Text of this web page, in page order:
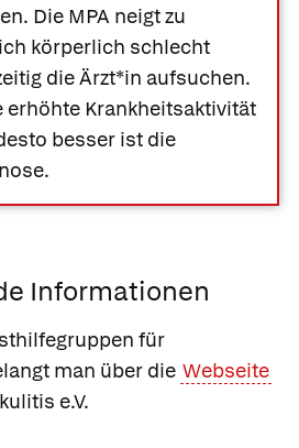
Die MPA neigt zu
körperlich schlecht
die Ärzt*in aufsuchen.
erhöhte Krankheitsaktivität
besser ist die
Informationen
für
man über die Webseite
e.V.